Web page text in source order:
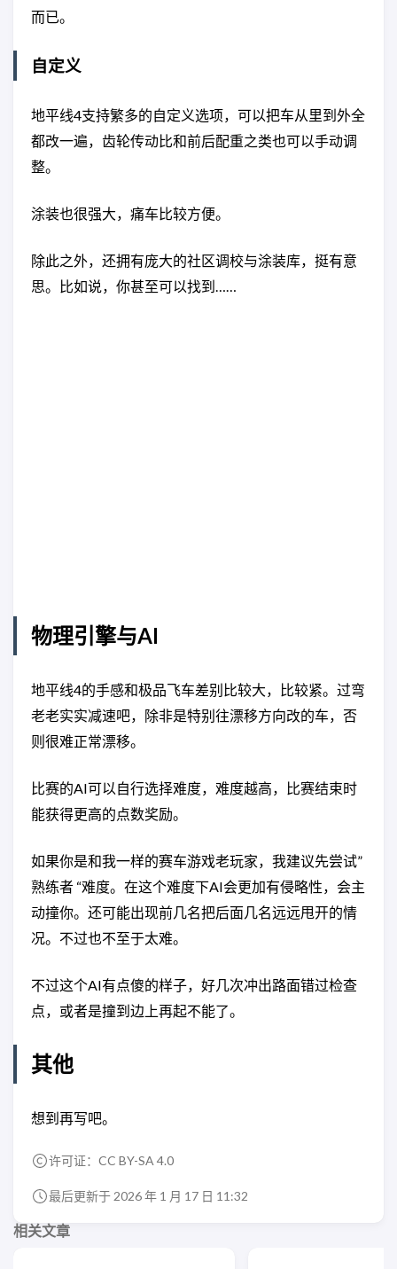
而已。
自定义
地平线4支持繁多的自定义选项，可以把车从里到外全
都改一遍，齿轮传动比和前后配重之类也可以手动调
整。
涂装也很强大，痛车比较方便。
除此之外，还拥有庞大的社区调校与涂装库，挺有意
思。比如说，你甚至可以找到……
物理引擎与AI
地平线4的手感和极品飞车差别比较大，比较紧。过弯
老老实实减速吧，除非是特别往漂移方向改的车，否
则很难正常漂移。
比赛的AI可以自行选择难度，难度越高，比赛结束时
能获得更高的点数奖励。
如果你是和我一样的赛车游戏老玩家，我建议先尝试”
熟练者 “难度。在这个难度下AI会更加有侵略性，会主
动撞你。还可能出现前几名把后面几名远远甩开的情
况。不过也不至于太难。
不过这个AI有点傻的样子，好几次冲出路面错过检查
点，或者是撞到边上再起不能了。
其他
想到再写吧。
许可证： CC BY-SA 4.0
最后更新于 2026 年 1 月 17 日 11:32
相关文章